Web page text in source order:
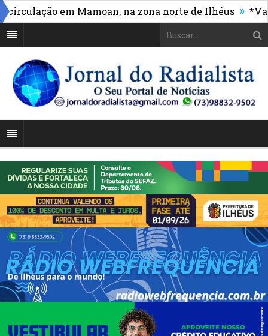
em Mamoan, na zona norte de Ilhéus » *Vasco